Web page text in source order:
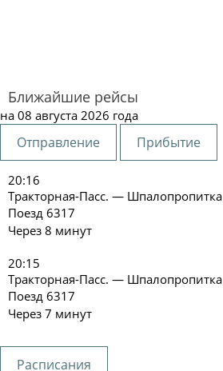
Ближайшие рейсы
на 08 августа 2026 года
Отправление Прибытие
20:16
Тракторная-Пасс. — Шпалопропитка
Поезд 6317
Через 8 минут
20:15
Тракторная-Пасс. — Шпалопропитка
Поезд 6317
Через 7 минут
Расписания